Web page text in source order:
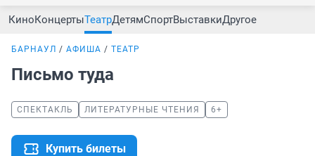
КиноКонцертыТеатрДетямСпортВыставкиДругое
БАРНАУЛ АФИША ТЕАТР
Письмо туда
СПЕКТАКЛЬ ЛИТЕРАТУРНЫЕ ЧТЕНИЯ 6+
Купить билеты